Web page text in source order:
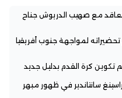
مع صهيب الدريوش جناح
لمواجهة جنوب أفريقيا
تكوين كرة القدم بدليل جديد
سانتاندير في ظهور مبهر